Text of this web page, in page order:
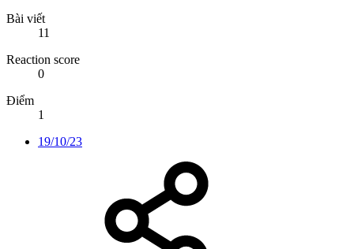
Bài viết
11
Reaction score
0
Điểm
1
19/10/23